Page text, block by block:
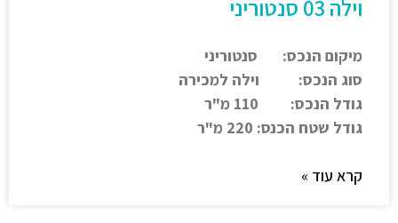
וילה 03 סנטוריני
מיקום הנכס: סנטוריני
סוג הנכס: וילה למכירה
גודל הנכס: 110 מ"ר
גודל שטח הכנס: 220 מ"ר
קרא עוד »